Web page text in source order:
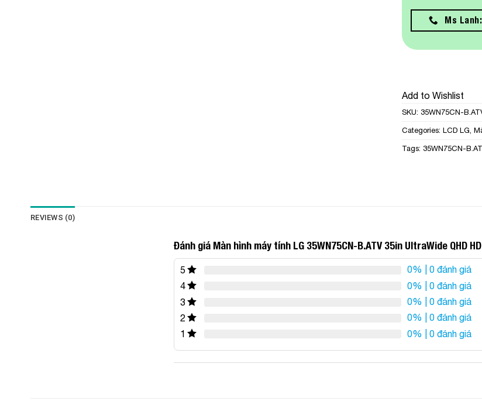
Ms Lanh:
Add to Wishlist
SKU: 35WN75CN-
Categories: LCD LG
Tags: 35WN75CN-
REVIEWS (0)
Đánh giá Màn hình máy tính LG 35WN75CN-B.ATV 35in UltraWide QHD
5 0% | 0 đánh giá
4
0% | 0 đánh giá
3
0% | 0 đánh giá
2
0% | 0 đánh giá
1
0% | 0 đánh giá